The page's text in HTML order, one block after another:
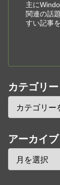
主に
関連の話
すい記事
カテゴリー
アーカイブ